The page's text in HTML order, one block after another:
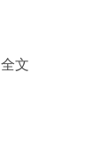
全文